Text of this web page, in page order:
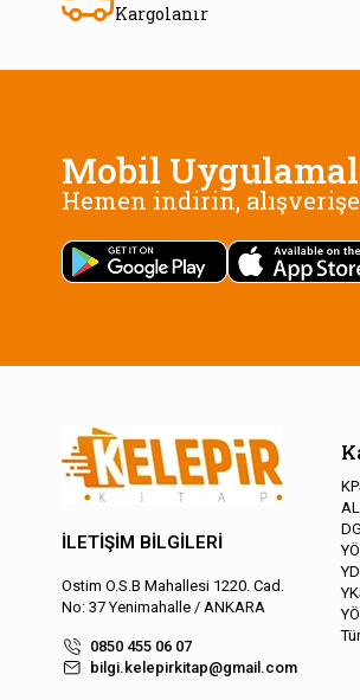
Kargolanır
Mobil
Hemen indirin, alışverişe
İLETİŞİM BİLGİLERİ
Ostim O.S.B Mahallesi 1220. Cad.
No: 37 Yenimahalle / ANKARA
0850 455 06 07
bilgi.kelepirkitap@gmail.com